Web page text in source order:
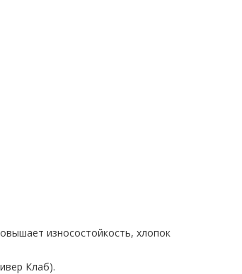
износостойкость, хлопок
Клаб).